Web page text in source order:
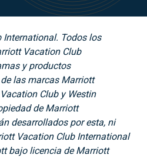
Todos los
Vacation Club
y productos
las marcas Marriott
Club y Westin
de Marriott
desarrollados por esta, ni
Vacation Club International
bajo licencia de Marriott